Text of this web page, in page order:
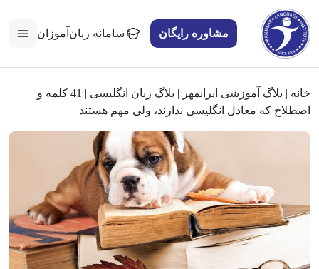
مشاوره رایگان سامانه زبان‌آموزان
خانه | بلاگ آموزشی ایرانمهر | بلاگ زبان انگلیسی |
41 کلمه و
اصطلاح که معادل انگلیسی ندارند، ولی مهم هستند